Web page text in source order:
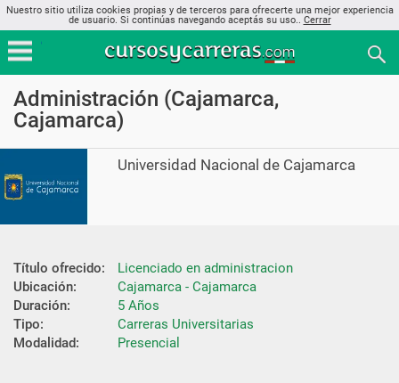
Nuestro sitio utiliza cookies propias y de terceros para ofrecerte una mejor experiencia
de usuario. Si continúas navegando aceptás su uso.. Cerrar
Administración (Cajamarca,
Cajamarca)
Universidad Nacional de Cajamarca
Título ofrecido:
Licenciado en administracion
Ubicación:
Cajamarca - Cajamarca
Duración:
5 Años
Tipo:
Carreras Universitarias
Modalidad:
Presencial